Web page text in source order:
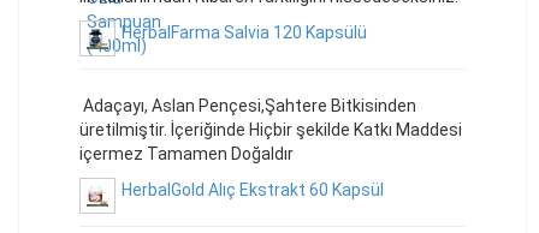
HerbalFarma Salvia 120 Kapsülü
Adaçayı, Aslan Pençesi,Şahtere Bitkisinden
üretilmiştir. İçeriğinde Hiçbir şekilde Katkı Maddesi
içermez Tamamen Doğaldır
HerbalGold Alıç Ekstrakt 60 Kapsül